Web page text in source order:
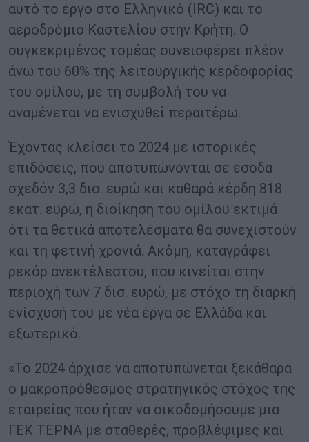
αυτό το έργο στο Ελληνικό (IRC) και το
αεροδρόμιο Καστελίου στην Κρήτη. Ο
συγκεκριμένος τομέας συνεισφέρει πλέον
άνω του 60% της λειτουργικής κερδοφορίας
του ομίλου, με τη συμβολή του να
αναμένεται να ενισχυθεί περαιτέρω.
Έχοντας κλείσει το 2024 με ιστορικές
επιδόσεις, που αποτυπώνονται σε έσοδα
σχεδόν 3,3 δισ. ευρώ και καθαρά κέρδη 818
εκατ. ευρώ, η διοίκηση του ομίλου εκτιμά
ότι τα θετικά αποτελέσματα θα συνεχιστούν
και τη φετινή χρονιά. Ακόμη, καταγράφει
ρεκόρ ανεκτέλεστου, που κινείται στην
περιοχή των 7 δισ. ευρώ, με στόχο τη διαρκή
ενίσχυσή του με νέα έργα σε Ελλάδα και
εξωτερικό.
«Το 2024 άρχισε να αποτυπώνεται ξεκάθαρα
ο μακροπρόθεσμος στρατηγικός στόχος της
εταιρείας που ήταν να οικοδομήσουμε μια
ΓΕΚ ΤΕΡΝΑ με σταθερές, προβλέψιμες και